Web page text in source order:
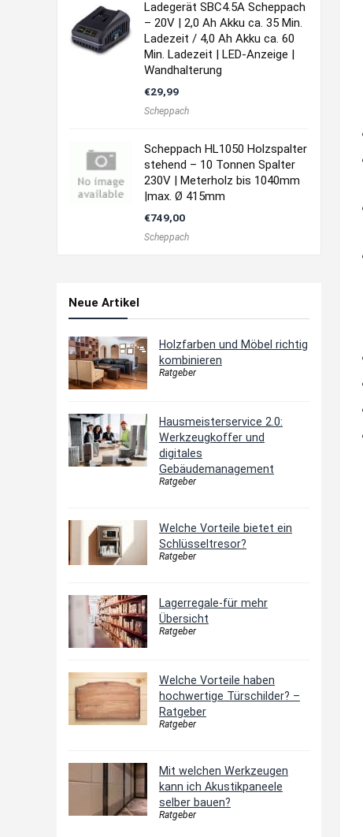
Ladegerät SBC4.5A Scheppach
– 20V | 2,0 Ah Akku ca. 35 Min.
Ladezeit / 4,0 Ah Akku ca. 60
Min. Ladezeit | LED-Anzeige |
Wandhalterung
€29,99
Scheppach
Scheppach HL1050 Holzspalter
stehend – 10 Tonnen Spalter
230V | Meterholz bis 1040mm
|max. Ø 415mm
€749,00
Scheppach
Neue Artikel
Holzfarben und Möbel richtig
kombinieren
Ratgeber
Hausmeisterservice 2.0:
Werkzeugkoffer und
digitales
Gebäudemanagement
Ratgeber
Welche Vorteile bietet ein
Schlüsseltresor?
Ratgeber
Lagerregale-für mehr
Übersicht
Ratgeber
Welche Vorteile haben
hochwertige Türschilder? –
Ratgeber
Ratgeber
Mit welchen Werkzeugen
kann ich Akustikpaneele
selber bauen?
Ratgeber